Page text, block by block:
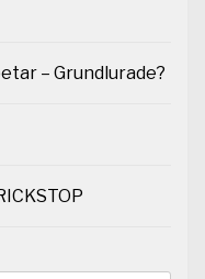
– Grundlurade?